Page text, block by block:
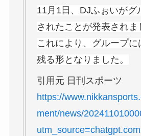
11月1日、DJふぉいがグ
されたことが発表されま
これにより、グループ
残る形となりました。
引用元 日刊スポーツ
https://
ment/news/
utm_source=chatgpt.com